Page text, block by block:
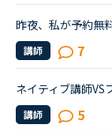
講師 7
講師 5